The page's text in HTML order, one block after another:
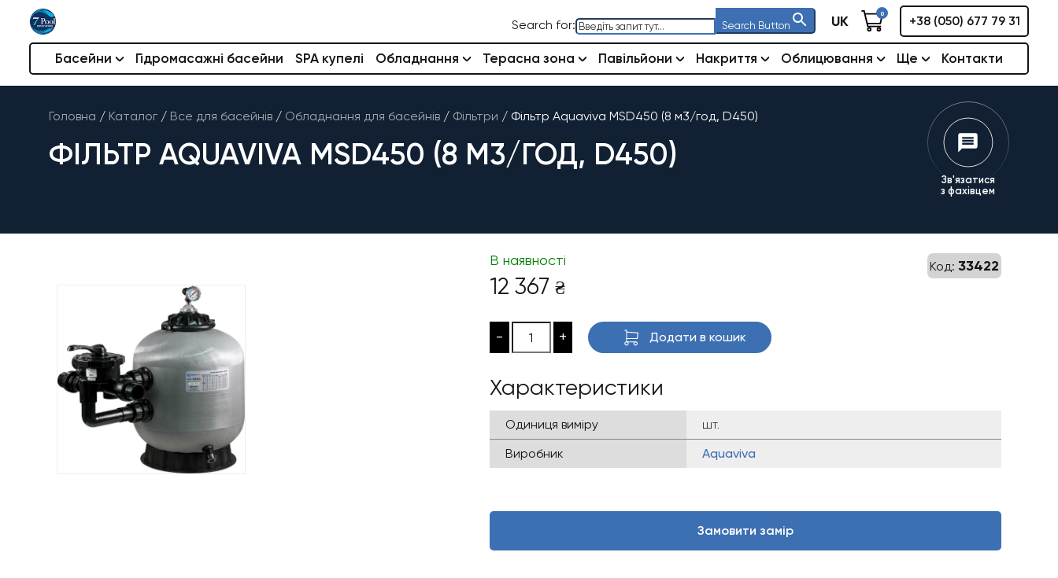
Search for: Search Button UK 0
+38 (050) 677 79 31
Басейни Гідромасажні басейни SPA купелі Обладнання Терасна зона Павільйони Накриття Облицювання Ще Контакти
Головна / Каталог / Все для басейнів / Обладнання для басейнів / Фільтри / Фільтр Aquaviva MSD450 (8 м3/год, D450)
ФІЛЬТР AQUAVIVA MSD450 (8 М3/ГОД, D450)
Зв'язатися
з фахівцем
Код: 33422
В наявності
12 367 ₴
- + Додати в кошик
Характеристики
Одиниця виміру
шт.
Виробник
Aquaviva
Замовити замір